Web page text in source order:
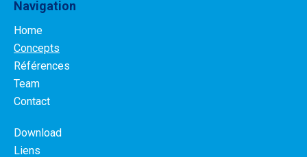
Navigation
Home
Concepts
Références
Team
Contact
Download
Liens